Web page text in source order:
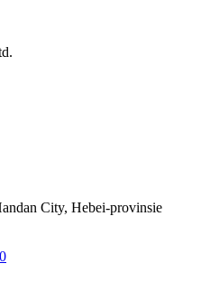
City, Hebei-provinsie